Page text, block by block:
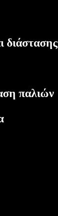
διάστασης
παλιών